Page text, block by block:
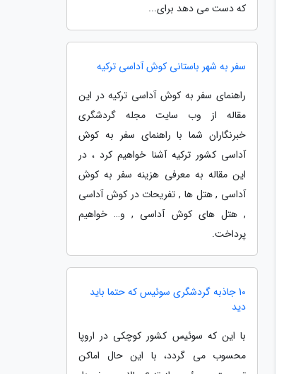
که دست می دهد برای...
سفر به شهر باستانی کوش آداسی ترکیه
راهنمای سفر به کوش آداسی ترکیه در این
مقاله از وب سایت مجله گردشگری
خبرنگاران شما با راهنمای سفر به کوش
آداسی کشور ترکیه آشنا خواهیم کرد ، در
این مقاله به معرفی هزینه سفر به کوش
آداسی , هتل ها , تفریحات در کوش آداسی
, هتل های کوش آداسی , و… خواهیم
پرداخت.
10 جاذبه گردشگری سوئیس که حتما باید
دید
با این که سوئیس کشور کوچکی در اروپا
محسوب می گردد، با این حال اماکن